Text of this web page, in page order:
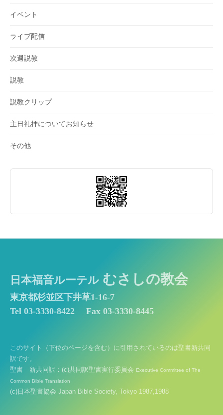
イベント
ライブ配信
次週説教
説教
説教クリップ
主日礼拝についてお知らせ
その他
日本福音ルーテル むさしの教会
東京都杉並区下井草1-16-7
Tel 03-3330-8422
Fax 03-3330-8445
このサイト（下位のページを含む）に引用されているのは聖書新共同
訳です。
聖書 新共同訳：(c)共同訳聖書実行委員会 Executive Committee of The
Common Bible Translation
(c)日本聖書協会 Japan Bible Society, Tokyo 1987,1988